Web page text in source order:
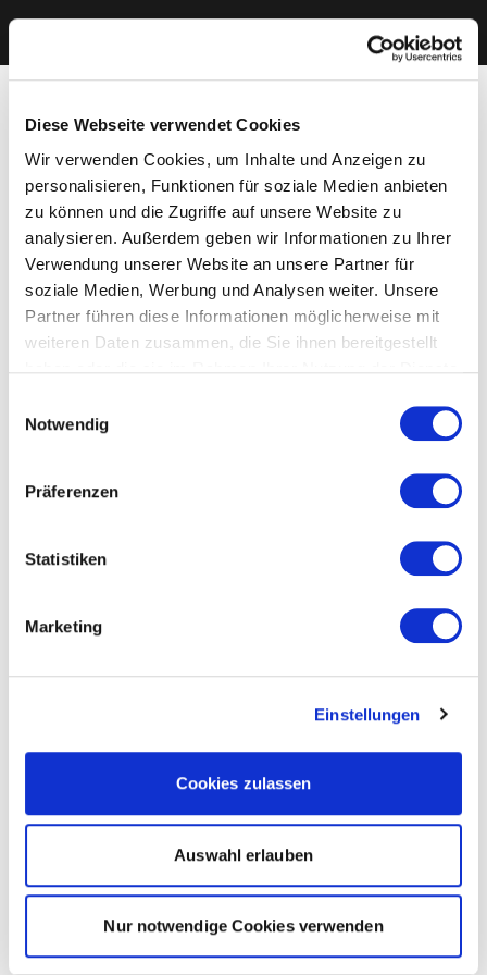
Diese Webseite verwendet Cookies
Wir verwenden Cookies, um Inhalte und Anzeigen zu
personalisieren, Funktionen für soziale Medien anbieten
zu können und die Zugriffe auf unsere Website zu
analysieren. Außerdem geben wir Informationen zu Ihrer
Verwendung unserer Website an unsere Partner für
soziale Medien, Werbung und Analysen weiter. Unsere
Partner führen diese Informationen möglicherweise mit
weiteren Daten zusammen, die Sie ihnen bereitgestellt
Cookies, wenn Sie unsere Webseite weiterhin nutzen.
Notwendig
Präferenzen
Statistiken
Marketing
Einstellungen
Cookies zulassen
Auswahl erlauben
Nur notwendige Cookies verwenden